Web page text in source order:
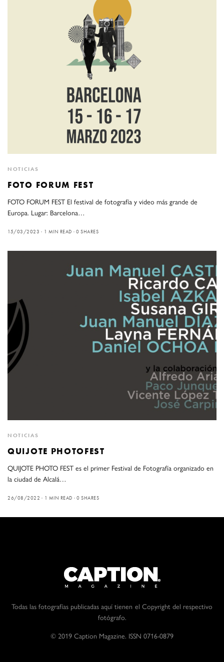
NOTICIAS
FOTO FORUM FEST
FOTO FORUM FEST El festival de fotografía y video más grande de
Europa. Lugar: Barcelona…
15/03/2023 1 MIN READ 0 SHARES
NOTICIAS
QUIJOTE PHOTOFEST
QUIJOTE PHOTO FEST es el primer Festival de Fotografía organizado en
la ciudad de Alcalá…
26/08/2022 1 MIN READ 0 SHARES
Todas las fotografías publicadas aquí tienen el Copyright del respectivo
fotógrafo.
© 2019 Caption Magazine. ISSN 0716-0879